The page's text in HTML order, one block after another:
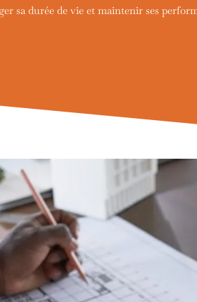
sa durée de vie et maintenir ses